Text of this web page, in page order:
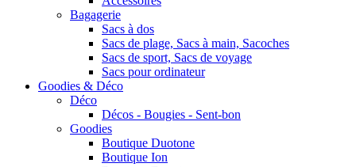
Bagagerie
Sacs à dos
Sacs de plage, Sacs à main, Sacoches
Sacs de sport, Sacs de voyage
Sacs pour ordinateur
Goodies & Déco
Déco
Décos - Bougies - Sent-bon
Goodies
Boutique Duotone
Boutique Ion